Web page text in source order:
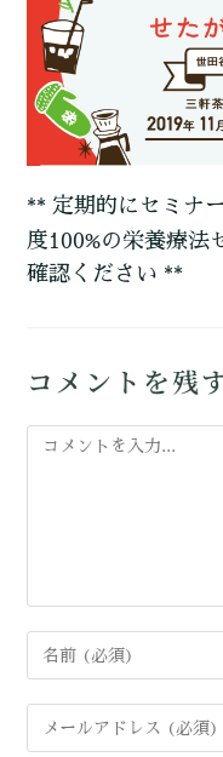
** 定期的にセミナ
度100%の栄養療法
確認ください **
コメントを残